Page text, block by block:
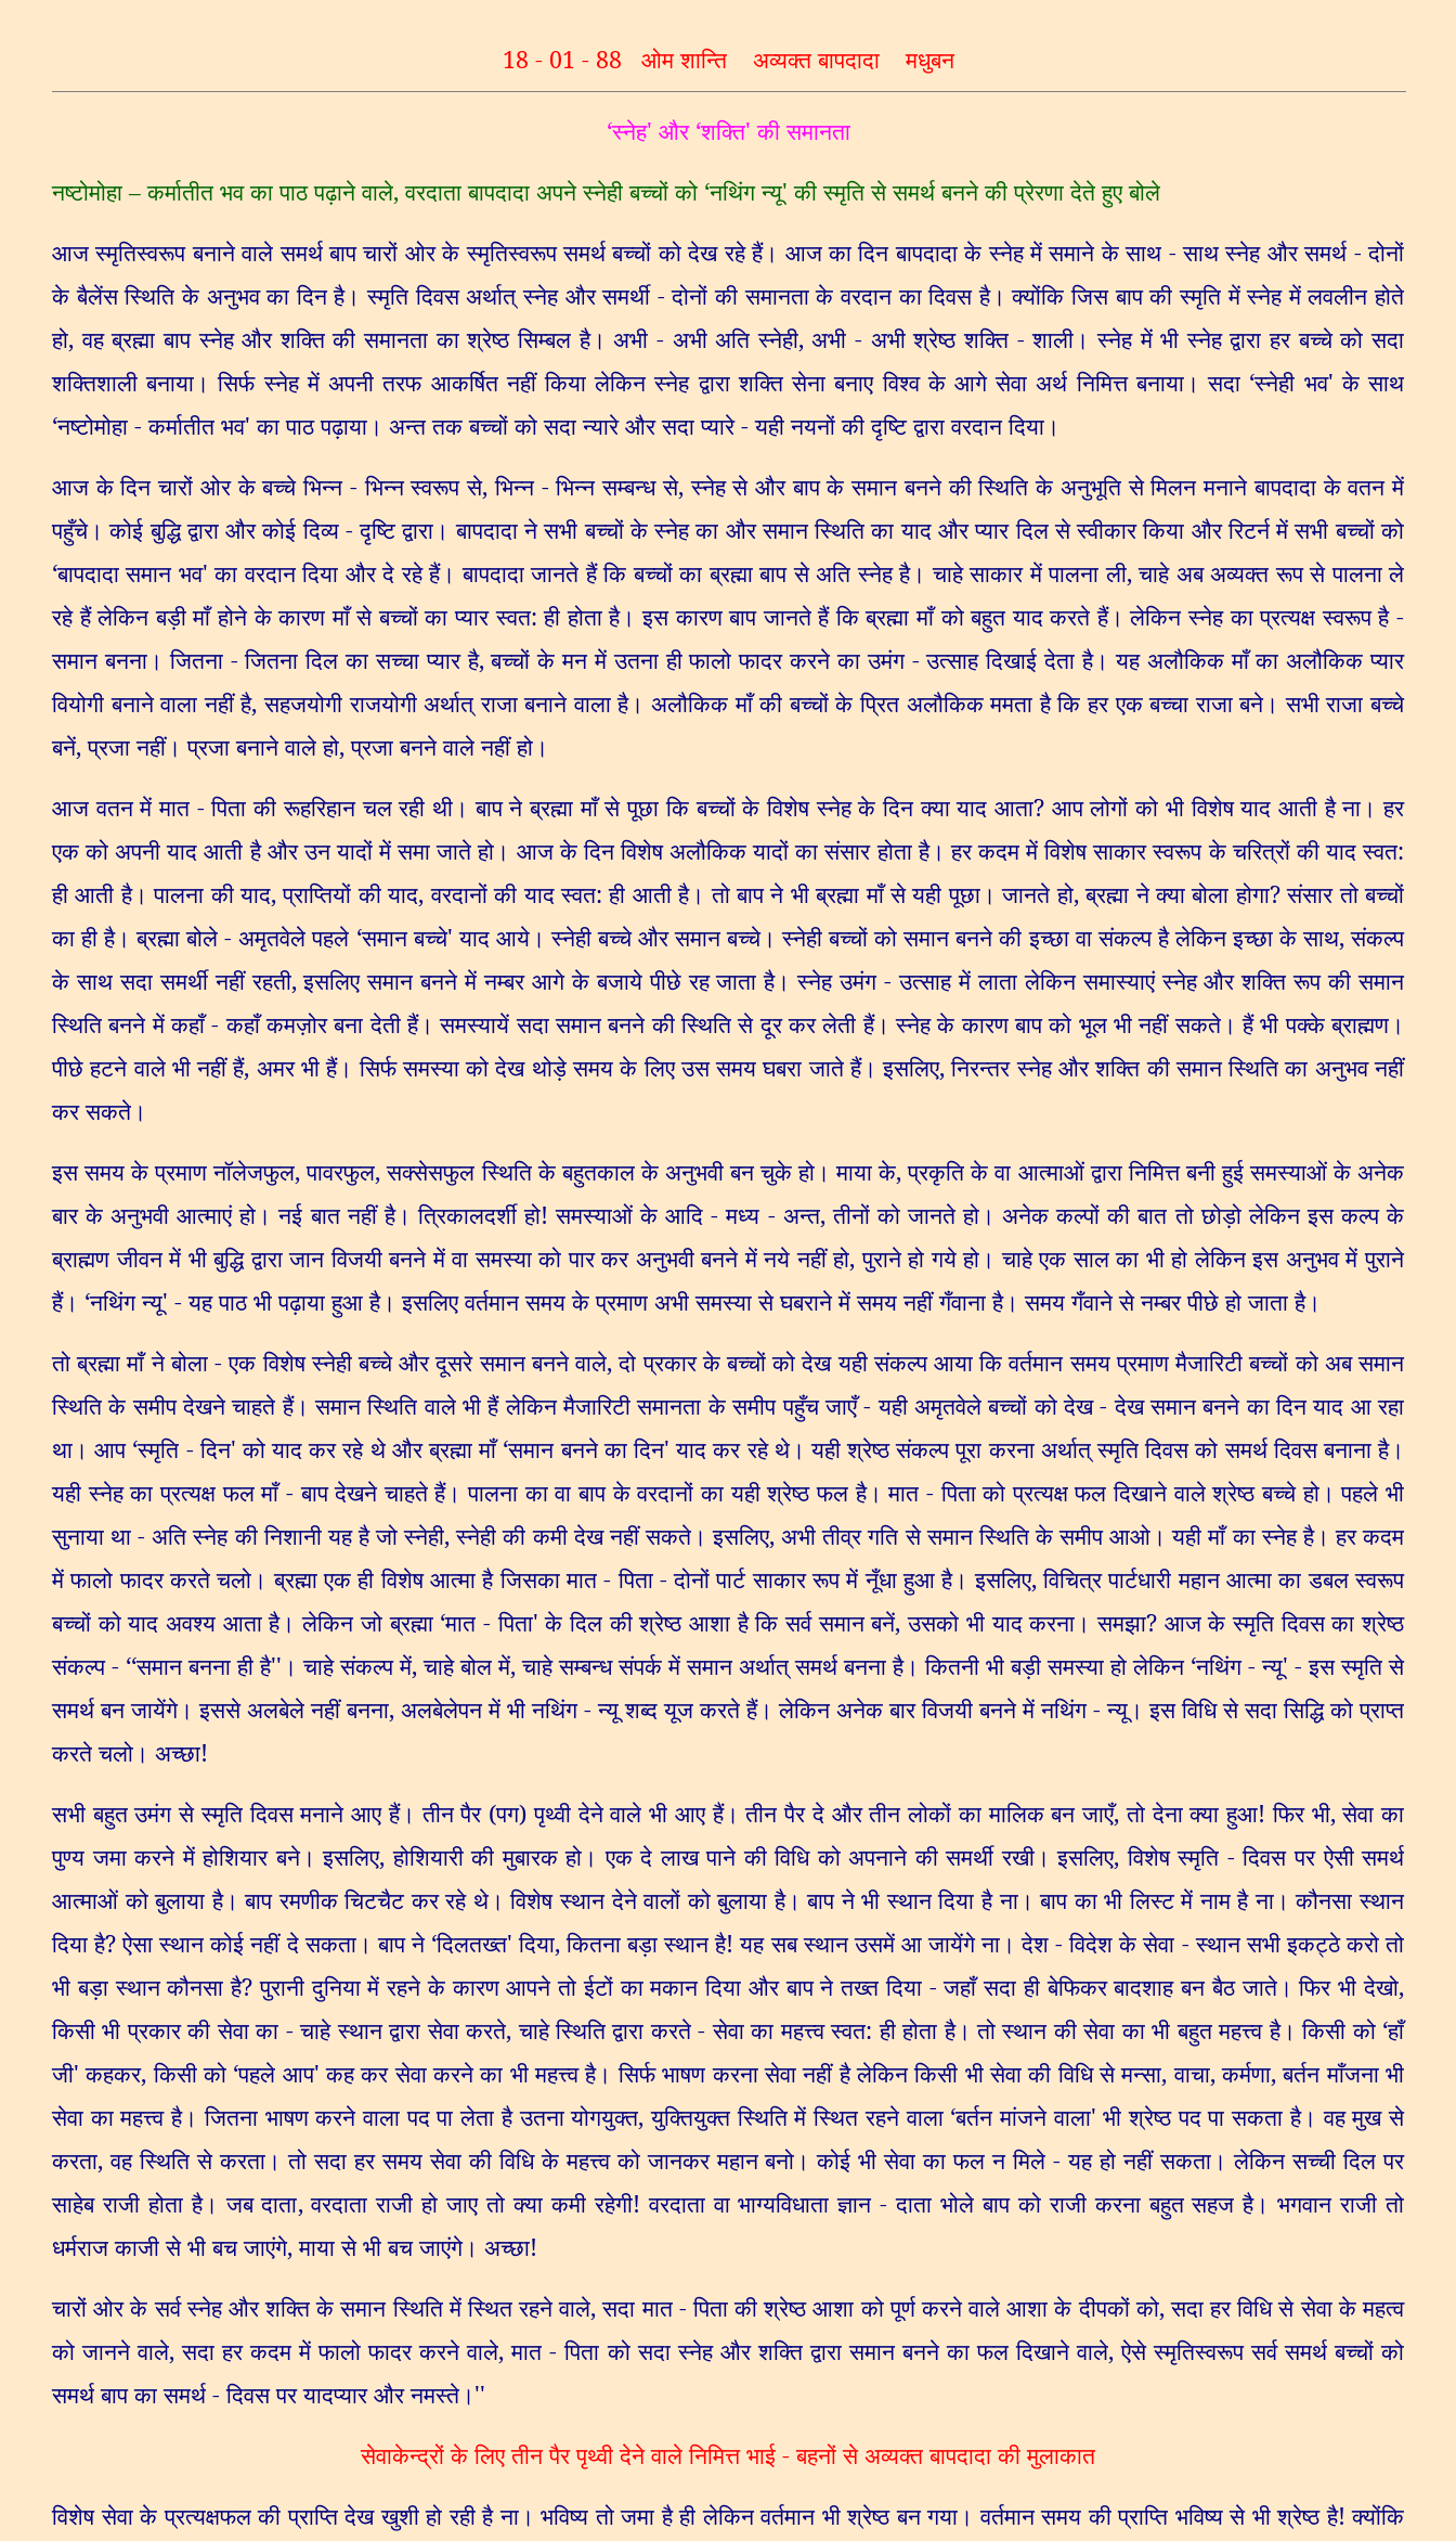
18 - 01 - 88 ओम शान्ति अव्यक्त बापदादा मधुबन
‘स्नेह' और ‘शक्ति'की समानता
नष्टोमोहा – कर्मातीत भव का पाठ पढ़ाने वाले,वरदाता बापदादा अपने स्नेही बच्चों को ‘नथिंग न्यू'की स्मृति से समर्थ बनने की प्रेरणा देते हुए बोले
आज स्मृतिस्वरूप बनाने वाले समर्थ बाप चारों ओर के स्मृतिस्वरूप समर्थ बच्चों को देख रहे हैं। आज का दिन बापदादा के स्नेह में समाने के साथ - साथ स्नेह और समर्थ - दोनों
के बैलेंस स्थिति के अनुभव का दिन है। स्मृति दिवस अर्थात् स्नेह और समर्थी - दोनों की समानता के वरदान का दिवस है। क्योंकि जिस बाप की स्मृति में स्नेह में लवलीन होते
हो,वह ब्रह्मा बाप स्नेह और शक्ति की समानता का श्रेष्ठ सिम्बल है। अभी - अभी अति स्नेही,अभी - अभी श्रेष्ठ शक्ति - शाली। स्नेह में भी स्नेह द्वारा हर बच्चे को सदा
शक्तिशाली बनाया। सिर्फ स्नेह में अपनी तरफ आकर्षित नहीं किया लेकिन स्नेह द्वारा शक्ति सेना बनाए विश्व के आगे सेवा अर्थ निमित्त बनाया। सदा ‘स्नेही भव'के साथ
‘नष्टोमोहा - कर्मातीत भव'का पाठ पढ़ाया। अन्त तक बच्चों को सदा न्यारे और सदा प्यारे-यही नयनों की दृष्टि द्वारा वरदान दिया।
आज के दिन चारों ओर के बच्चे भिन्न - भिन्न स्वरूप से,भिन्न - भिन्न सम्बन्ध से,स्नेह से और बाप के समान बनने की स्थिति के अनुभूति से मिलन मनाने बापदादा के वतन में
पहुँचे। कोई बुद्धि द्वारा और कोई दिव्य - दृष्टि द्वारा। बापदादा ने सभी बच्चों के स्नेह का और समान स्थिति का याद और प्यार दिल से स्वीकार किया और रिटर्न में सभी बच्चों को
‘बापदादा समान भव'का वरदान दिया और दे रहे हैं। बापदादा जानते हैं कि बच्चों का ब्रह्मा बाप से अति स्नेह है। चाहे साकार में पालना ली,चाहे अब अव्यक्त रूप से पालना ले
रहे हैं लेकिन बड़ी माँ होने के कारण माँ से बच्चों का प्यार स्वत: ही होता है। इस कारण बाप जानते हैं कि ब्रह्मा माँ को बहुत याद करते हैं। लेकिन स्नेह का प्रत्यक्ष स्वरूप है -
समान बनना। जितना - जितना दिल का सच्चा प्यार है,बच्चों के मन में उतना ही फालो फादर करने का उमंग - उत्साह दिखाई देता है। यह अलौकिक माँ का अलौकिक प्यार
वियोगी बनाने वाला नहीं है,सहजयोगी राजयोगी अर्थात् राजा बनाने वाला है। अलौकिक माँ की बच्चों के प्रित अलौकिक ममता है कि हर एक बच्चा राजा बने। सभी राजा बच्चे
बनें,प्रजा नहीं। प्रजा बनाने वाले हो,प्रजा बनने वाले नहीं हो।
आज वतन में मात - पिता की रूहरिहान चल रही थी। बाप ने ब्रह्मा माँ से पूछा कि बच्चों के विशेष स्नेह के दिन क्या याद आता? आप लोगों को भी विशेष याद आती है ना। हर
एक को अपनी याद आती है और उन यादों में समा जाते हो। आज के दिन विशेष अलौकिक यादों का संसार होता है। हर कदम में विशेष साकार स्वरूप के चरित्रों की याद स्वत:
ही आती है। पालना की याद,प्राप्तियों की याद,वरदानों की याद स्वत: ही आती है। तो बाप ने भी ब्रह्मा माँ से यही पूछा। जानते हो,ब्रह्मा ने क्या बोला होगा?संसार तो बच्चों
का ही है। ब्रह्मा बोले - अमृतवेले पहले ‘समान बच्चे'याद आये। स्नेही बच्चे और समान बच्चे। स्नेही बच्चों को समान बनने की इच्छा वा संकल्प है लेकिन इच्छा के साथ,संकल्प
के साथ सदा समर्थी नहीं रहती,इसलिए समान बनने में नम्बर आगे के बजाये पीछे रह जाता है। स्नेह उमंग - उत्साह में लाता लेकिन समास्याएं स्नेह और शक्ति रूप की समान
स्थिति बनने में कहाँ - कहाँ कमज़ोर बना देती हैं। समस्यायें सदा समान बनने की स्थिति से दूर कर लेती हैं। स्नेह के कारण बाप को भूल भी नहीं सकते। हैं भी पक्के ब्राह्मण।
पीछे हटने वाले भी नहीं हैं, अमर भी हैं। सिर्फ समस्या को देख थोड़े समय के लिए उस समय घबरा जाते हैं। इसलिए,निरन्तर स्नेह और शक्ति की समान स्थिति का अनुभव नहीं
कर सकते।
इस समय के प्रमाण नॉलेजफुल,पावरफुल,सक्सेसफुल स्थिति के बहुतकाल के अनुभवी बन चुके हो। माया के,प्रकृति के वा आत्माओं द्वारा निमित्त बनी हुई समस्याओं के अनेक
बार के अनुभवी आत्माएं हो। नई बात नहीं है। त्रिकालदर्शी हो! समस्याओं के आदि - मध्य - अन्त,तीनों को जानते हो। अनेक कल्पों की बात तो छोड़ो लेकिन इस कल्प के
ब्राह्मण जीवन में भी बुद्धि द्वारा जान विजयी बनने में वा समस्या को पार कर अनुभवी बनने में नये नहीं हो,पुराने हो गये हो। चाहे एक साल का भी हो लेकिन इस अनुभव में पुराने
हैं। ‘नथिंग न्यू' -यह पाठ भी पढ़ाया हुआ है। इसलिए वर्तमान समय के प्रमाण अभी समस्या से घबराने में समय नहीं गँवाना है। समय गँवाने से नम्बर पीछे हो जाता है।
तो ब्रह्मा माँ ने बोला - एक विशेष स्नेही बच्चे और दूसरे समान बनने वाले,दो प्रकार के बच्चों को देख यही संकल्प आया कि वर्तमान समय प्रमाण मैजारिटी बच्चों को अब समान
स्थिति के समीप देखने चाहते हैं। समान स्थिति वाले भी हैं लेकिन मैजारिटी समानता के समीप पहुँच जाएँ - यही अमृतवेले बच्चों को देख - देख समान बनने का दिन याद आ रहा
था। आप ‘स्मृति - दिन'को याद कर रहे थे और ब्रह्मा माँ‘समान बनने का दिन'याद कर रहे थे। यही श्रेष्ठ संकल्प पूरा करना अर्थात् स्मृति दिवस को समर्थ दिवस बनाना है।
यही स्नेह का प्रत्यक्ष फल माँ - बाप देखने चाहते हैं। पालना का वा बाप के वरदानों का यही श्रेष्ठ फल है। मात - पिता को प्रत्यक्ष फल दिखाने वाले श्रेष्ठ बच्चे हो। पहले भी
सुनाया था - अति स्नेह की निशानी यह है जो स्नेही,स्नेही की कमी देख नहीं सकते। इसलिए,अभी तीव्र गति से समान स्थिति के समीप आओ। यही माँ का स्नेह है। हर कदम
में फालो फादर करते चलो। ब्रह्मा एक ही विशेष आत्मा है जिसका मात - पिता - दोनों पार्ट साकार रूप में नूँधा हुआ है। इसलिए,विचित्र पार्टधारी महान आत्मा का डबल स्वरूप
बच्चों को याद अवश्य आता है। लेकिन जो ब्रह्मा ‘मात - पिता'के दिल की श्रेष्ठ आशा है कि सर्व समान बनें,उसको भी याद करना। समझा? आज के स्मृति दिवस का श्रेष्ठ
संकल्प - ‘‘समान बनना ही है'' । चाहे संकल्प में,चाहे बोल में,चाहे सम्बन्ध संपर्क में समान अर्थात् समर्थ बनना है। कितनी भी बड़ी समस्या हो लेकिन ‘नथिंग - न्यू' -इस स्मृति से
समर्थ बन जायेंगे। इससे अलबेले नहीं बनना, अलबेलेपन में भी नथिंग - न्यू शब्द यूज करते हैं। लेकिन अनेक बार विजयी बनने में नथिंग - न्यू। इस विधि से सदा सिद्धि को प्राप्त
करते चलो। अच्छा!
सभी बहुत उमंग से स्मृति दिवस मनाने आए हैं। तीन पैर (पग) पृथ्वी देने वाले भी आए हैं। तीन पैर दे और तीन लोकों का मालिक बन जाएँ,तो देना क्या हुआ! फिर भी,सेवा का
पुण्य जमा करने में होशियार बने। इसलिए,होशियारी की मुबारक हो। एक दे लाख पाने की विधि को अपनाने की समर्थी रखी। इसलिए,विशेष स्मृति - दिवस पर ऐसी समर्थ
आत्माओं को बुलाया है। बाप रमणीक चिटचैट कर रहे थे। विशेष स्थान देने वालों को बुलाया है। बाप ने भी स्थान दिया है ना। बाप का भी लिस्ट में नाम है ना। कौनसा स्थान
दिया है?ऐसा स्थान कोई नहीं दे सकता। बाप ने ‘दिलतख्त'दिया,कितना बड़ा स्थान है! यह सब स्थान उसमें आ जायेंगे ना। देश - विदेश के सेवा - स्थान सभी इकट्ठे करो तो
भी बड़ा स्थान कौनसा है?पुरानी दुनिया में रहने के कारण आपने तो ईटों का मकान दिया और बाप ने तख्त दिया - जहाँ सदा ही बेफिकर बादशाह बन बैठ जाते। फिर भी देखो,
किसी भी प्रकार की सेवा का - चाहे स्थान द्वारा सेवा करते,चाहे स्थिति द्वारा करते - सेवा का महत्त्व स्वत: ही होता है। तो स्थान की सेवा का भी बहुत महत्त्व है। किसी को ‘हाँ
जी'कहकर,किसी को ‘पहले आप'कह कर सेवा करने का भी महत्त्व है। सिर्फ भाषण करना सेवा नहीं है लेकिन किसी भी सेवा की विधि से मन्सा,वाचा,कर्मणा,बर्तन माँजना भी
सेवा का महत्त्व है। जितना भाषण करने वाला पद पा लेता है उतना योगयुक्त,युक्तियुक्त स्थिति में स्थित रहने वाला ‘बर्तन मांजने वाला'भी श्रेष्ठ पद पा सकता है। वह मुख से
करता,वह स्थिति से करता। तो सदा हर समय सेवा की विधि के महत्त्व को जानकर महान बनो। कोई भी सेवा का फल न मिले - यह हो नहीं सकता। लेकिन सच्ची दिल पर
साहेब राजी होता है। जब दाता,वरदाता राजी हो जाए तो क्या कमी रहेगी! वरदाता वा भाग्यविधाता ज्ञान - दाता भोले बाप को राजी करना बहुत सहज है। भगवान राजी तो
धर्मराज काजी से भी बच जाएंगे,माया से भी बच जाएंगे। अच्छा!
चारों ओर के सर्व स्नेह और शक्ति के समान स्थिति में स्थित रहने वाले,सदा मात - पिता की श्रेष्ठ आशा को पूर्ण करने वाले आशा के दीपकों को,सदा हर विधि से सेवा के महत्व
को जानने वाले,सदा हर कदम में फालो फादर करने वाले,मात - पिता को सदा स्नेह और शक्ति द्वारा समान बनने का फल दिखाने वाले,ऐसे स्मृतिस्वरूप सर्व समर्थ बच्चों को
समर्थ बाप का समर्थ - दिवस पर यादप्यार और नमस्ते।''
सेवाकेन्द्रों के लिए तीन पैर पृथ्वी देने वाले निमित्त भाई - बहनों से अव्यक्त बापदादा की मुलाकात
विशेष सेवा के प्रत्यक्षफल की प्राप्ति देख खुशी हो रही है ना। भविष्य तो जमा है ही लेकिन वर्तमान भी श्रेष्ठ बन गया। वर्तमान समय की प्राप्ति भविष्य से भी श्रेष्ठ है! क्योंकि